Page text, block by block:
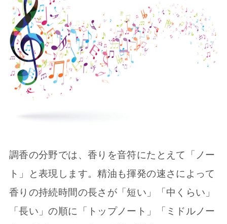
調香の分野では、香りを音符にたとえて「ノー
ト」と表現します。精油も揮発の速さによって
香りの持続時間の長さが「短い」「中くらい」
「長い」の順に「トップノート」「ミドルノー